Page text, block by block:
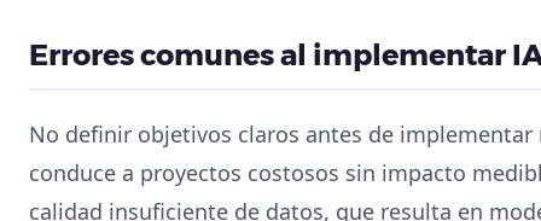
Errores comunes al implementar
No definir objetivos claros antes de
conduce a proyectos costosos sin impacto
calidad insuficiente de datos, que resulta en